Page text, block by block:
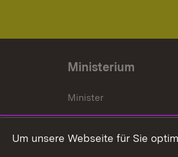
Ministerium
Minister
Staatssekrektär
Ministerialdirektorin
Um unsere Webseite für Sie